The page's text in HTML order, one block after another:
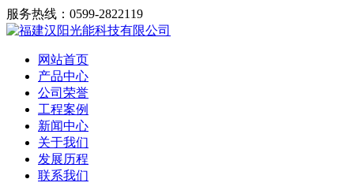
服务热线：0599-2822119
网站首页
产品中心
公司荣誉
工程案例
新闻中心
关于我们
发展历程
联系我们